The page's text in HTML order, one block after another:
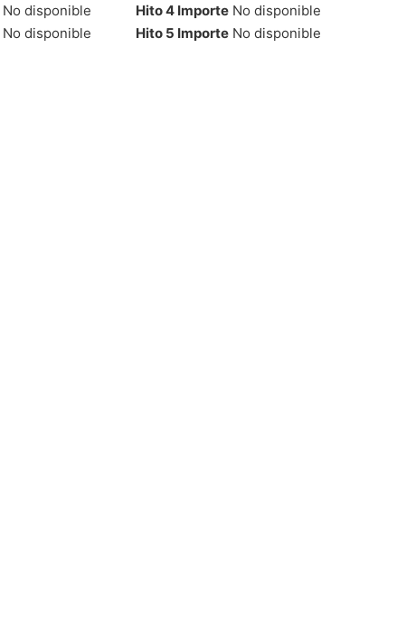
No disponible Hito 4 Importe No disponible
No disponible Hito 5 Importe No disponible